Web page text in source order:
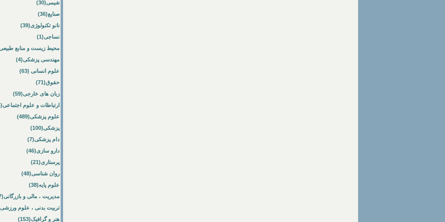
شیمی(30)
صنایع(36)
نانو تکنولوژی(39)
نساجی(1)
محیط زیست و منابع
مهندسی پزشکی(4)
علوم انسانی (63)
حقوق(71)
زبان های خارجی(59)
ارتباطات و علوم اجتماعی(84)
علوم پزشکی(489)
پزشکی(100)
دام پزشکی(7)
دارو سازی(46)
پرستاری(21)
روان شناسی(48)
علوم پایه(38)
مدیریت ، مالی و بازرگانی(57)
تربیت بدنی ، علوم
هنر و گرافیک(153)